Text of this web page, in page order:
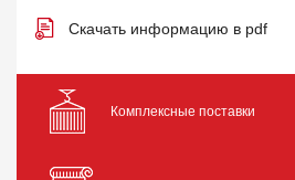
Скачать информацию в pdf
Комплексные поставки